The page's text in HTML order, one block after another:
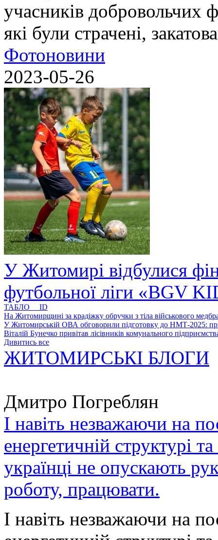
учасників добровольчих
які були страчені,
Фотоновини
2023-05-26
У Житомирі відбулися
футбольної ліги «BGV
ТАБЛО ID
На Житомирщині за крадіжку обручки з тіла військового
У Житомирській ОВА обговорили підготовку до НМТ-2025:
Віталій Бунечко привітав лісівників комунального
Дивитись все
ЖИТОМИРСЬКІ БЛОГИ
Дмитро Погреблян
І навіть незважаючи на
енергетичній структурі
українці не опускають
роботу, працювати.
І навіть незважаючи на